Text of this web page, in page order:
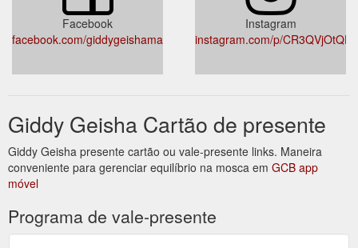
Facebook
facebook.com/giddygeishamaroochydore/
Instagram
instagram.com/p/CR3QVjOtQDi/
Giddy Geisha Cartão de presente
Giddy Geisha presente cartão ou vale-presente links. Maneira
conveniente para gerenciar equilíbrio na mosca em GCB app
móvel
Programa de vale-presente